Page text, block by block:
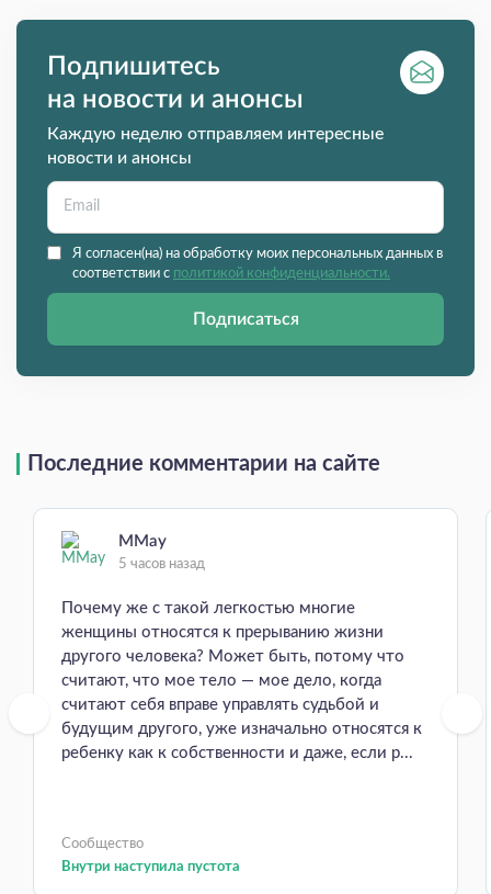
Подпишитесь
на новости и анонсы
Каждую неделю отправляем интересные
новости и анонсы
Я согласен(на) на обработку моих персональных данных в
соответствии с политикой конфиденциальности.
Подписаться
Последние комментарии на сайте
MMay
5 часов назад
Почему же с такой легкостью многие
женщины относятся к прерыванию жизни
другого человека? Может быть, потому что
считают, что мое тело — мое дело, когда
считают себя вправе управлять судьбой и
будущим другого, уже изначально относятся к
ребенку как к собственности и даже, если р...
Сообщество
Внутри наступила пустота